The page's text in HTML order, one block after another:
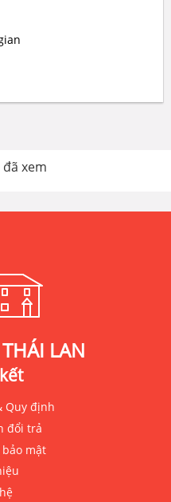
xem
LAN
Quy định
đổi trả
mật